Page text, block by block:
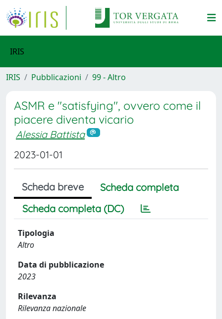
IRIS
IRIS Pubblicazioni 99 - Altro
ASMR e "satisfying", ovvero come il
piacere diventa vicario
Alessia Battista
2023-01-01
Scheda breve
Scheda completa
Scheda completa (DC)
Tipologia
Altro
Data di pubblicazione
2023
Rilevanza
Rilevanza nazionale